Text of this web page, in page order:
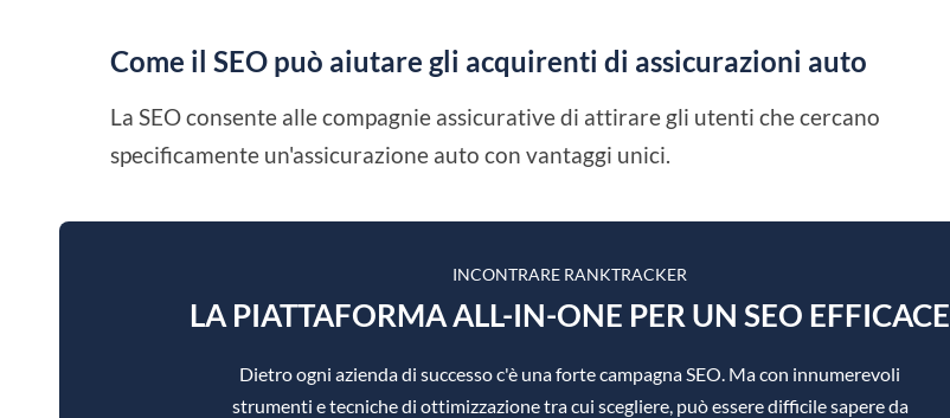
Come il SEO può aiutare gli acquirenti di assicurazioni auto
La SEO consente alle compagnie assicurative di attirare gli utenti che cercano
specificamente un'assicurazione auto con vantaggi unici.
INCONTRARE RANKTRACKER
LA PIATTAFORMA ALL-IN-ONE PER UN SEO EFFICACE
Dietro ogni azienda di successo c'è una forte campagna SEO. Ma con innumerevoli
strumenti e tecniche di ottimizzazione tra cui scegliere, può essere difficile sapere da